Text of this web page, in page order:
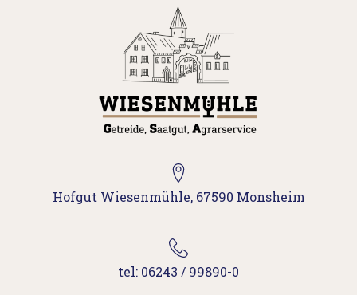
Hofgut Wiesenmühle, 67590 Monsheim
tel: 06243 / 99890-0